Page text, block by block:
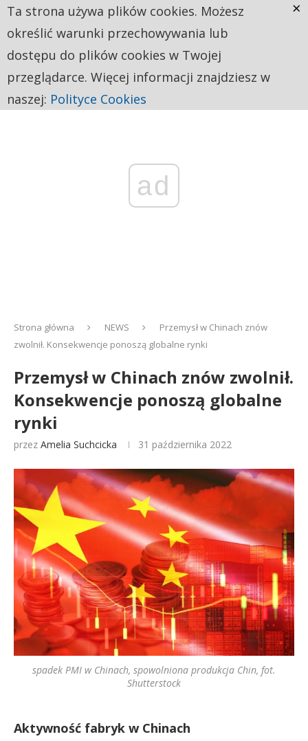
ad
Strona główna NEWS
Przemysł w Chinach znów
zwolnił. Konsekwencje ponoszą globalne rynki
Przemysł w Chinach znów zwolnił.
Konsekwencje ponoszą globalne
rynki
przez Amelia Suchcicka 31 października 2022
spadek PMI w Chinach, spowolniona produkcja Chin, fot.
Shutterstock
Aktywność fabryk w Chinach
Ta strona używa plików cookies. Możesz
określić warunki przechowywania lub
dostępu do plików cookies w Twojej
przeglądarce. Więcej informacji znajdziesz w
naszej: Polityce Cookies
×